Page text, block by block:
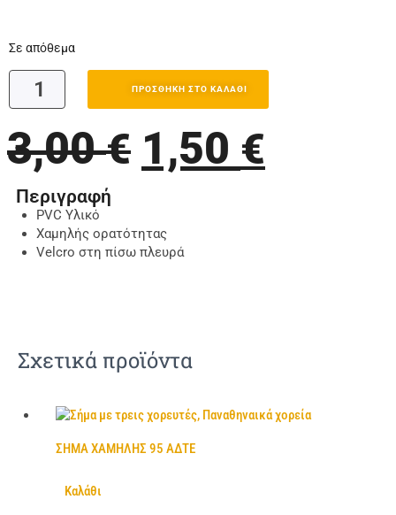
Σε απόθεμα
ΠΡΟΣΘΉΚΗ ΣΤΟ ΚΑΛΆΘΙ
3,00€ 1,50 €
Περιγραφή
PVC Υλικό
Χαμηλής ορατότητας
Velcro στη πίσω πλευρά
Σχετικά προϊόντα
ΣΗΜΑ ΧΑΜΗΛΗΣ 95 ΑΔΤΕ
Καλάθι